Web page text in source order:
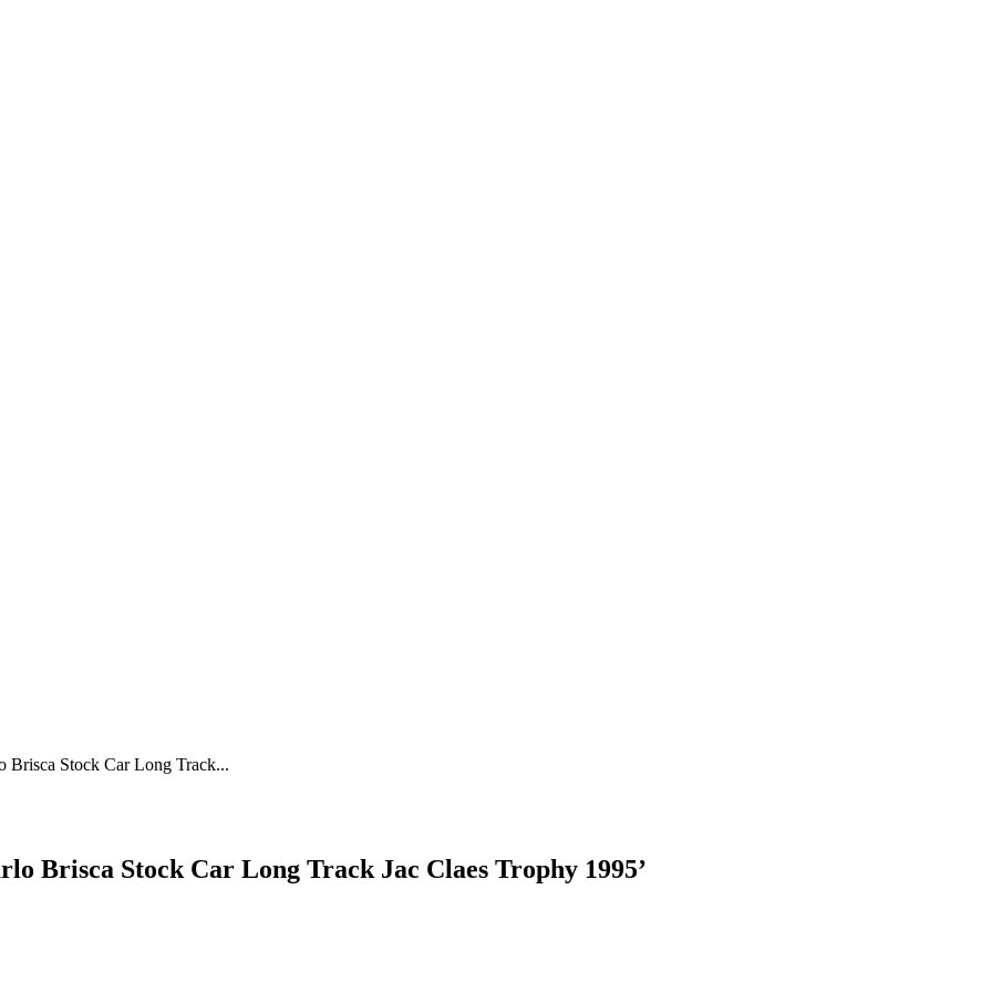
Brisca Stock Car Long Track...
Brisca Stock Car Long Track Jac Claes Trophy 1995’